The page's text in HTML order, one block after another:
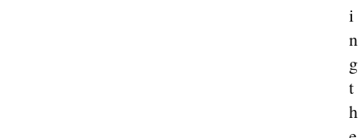
i
n
g
t
h